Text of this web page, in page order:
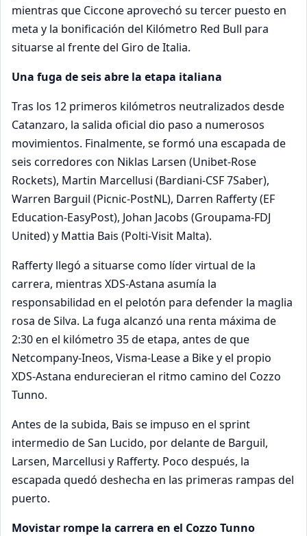
mientras que Ciccone aprovechó su tercer puesto en
meta y la bonificación del Kilómetro Red Bull para
situarse al frente del Giro de Italia.
Una fuga de seis abre la etapa italiana
Tras los 12 primeros kilómetros neutralizados desde
Catanzaro, la salida oficial dio paso a numerosos
movimientos. Finalmente, se formó una escapada de
seis corredores con Niklas Larsen (Unibet-Rose
Rockets), Martin Marcellusi (Bardiani-CSF 7Saber),
Warren Barguil (Picnic-PostNL), Darren Rafferty (EF
Education-EasyPost), Johan Jacobs (Groupama-FDJ
United) y Mattia Bais (Polti-Visit Malta).
Rafferty llegó a situarse como líder virtual de la
carrera, mientras XDS-Astana asumía la
responsabilidad en el pelotón para defender la maglia
rosa de Silva. La fuga alcanzó una renta máxima de
2:30 en el kilómetro 35 de etapa, antes de que
Netcompany-Ineos, Visma-Lease a Bike y el propio
XDS-Astana endurecieran el ritmo camino del Cozzo
Tunno.
Antes de la subida, Bais se impuso en el sprint
intermedio de San Lucido, por delante de Barguil,
Larsen, Marcellusi y Rafferty. Poco después, la
escapada quedó deshecha en las primeras rampas del
puerto.
Movistar rompe la carrera en el Cozzo Tunno